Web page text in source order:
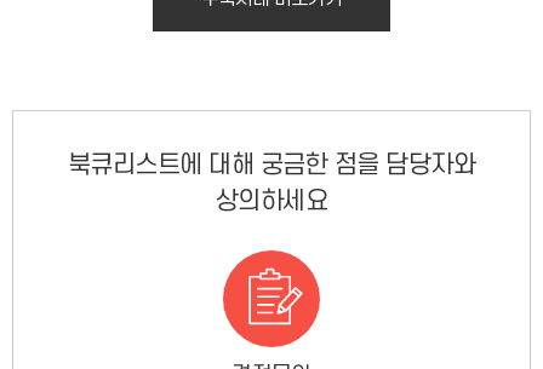
북큐리스트에 대해 궁금한 점을 담당자와
상의하세요